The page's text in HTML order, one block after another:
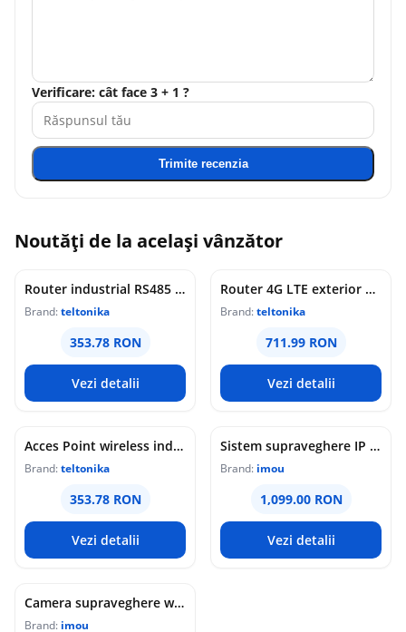
Verificare: cât face 3 + 1 ?
Trimite recenzia
Noutăți de la același vânzător
Router industrial RS485 Teltonika RUT145, WiFi 4, 2x porturi Ethernet 10/100 Mbps, 1x RP-SMA, PoE pasiv, maganement de la distanta, montaj sina DIN
Brand:teltonika
353.78 RON
Vezi detalii
Router 4G LTE exterior Teltonika OTD144, WiFi, Cat 4, 150 Mbps, 2x porturi Ethernet, dual SIM, PoE, management de la distanta
Brand:teltonika
711.99 RON
Vezi detalii
Acces Point wireless industrial Teltonika DAP145, RS485, WiFi 4, Mesh, STA, 1x antena RP-SMA, 2x LAN 10/100 Mbps, PoE pasiv, sina DIN
Brand:teltonika
353.78 RON
Vezi detalii
Sistem supraveghere IP WiFi 6 cu panou solar Imou Full Color AOV AIR 2, 2 camere, 5MP, slot card, microfon/difuzor, IR/lumina alba 15m, 5000mAh, detectie om/vehicul, sirena
Brand: imou
1,099.00 RON
Vezi detalii
Camera supraveghere wireless IP PT Imou Titan Pro 4G LTE Active Deterrence IPC-U7LP-6T0T, 6 MP, 3.6 mm, IR 30 m, microfon si difuzor, slot card, night vision color, auto-tracking, detectie miscare, alarma, PoE
Brand: imou